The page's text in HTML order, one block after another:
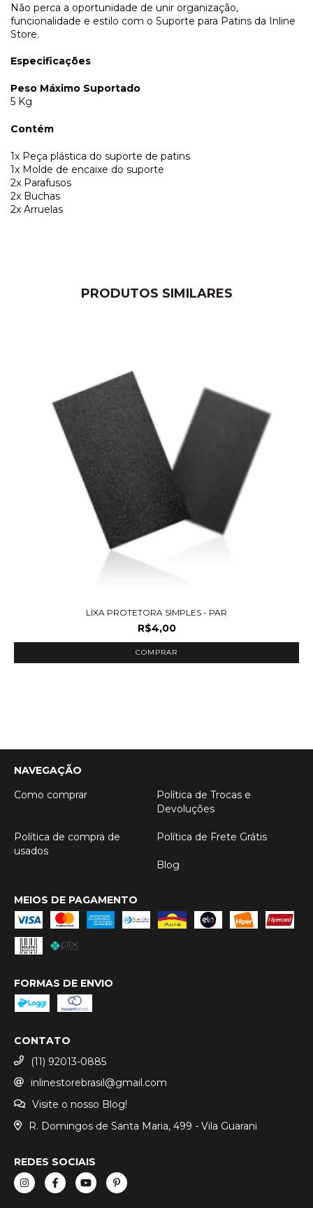
Não perca a oportunidade de unir organização,
funcionalidade e estilo com o Suporte para Patins da Inline
Store.
Especificações
Peso Máximo Suportado
5 Kg
Contém
1x Peça plástica do suporte de patins
1x Molde de encaixe do suporte
2x Parafusos
2x Buchas
2x Arruelas
PRODUTOS SIMILARES
LIXA PROTETORA SIMPLES - PAR
R$4,00
COMPRAR
NAVEGAÇÃO
Como comprar
Política de Trocas e
Devoluções
Política de compra de
usados
Política de Frete Grátis
Blog
MEIOS DE PAGAMENTO
FORMAS DE ENVIO
CONTATO
(11) 92013-0885
inlinestorebrasil@gmail.com
Visite o nosso Blog!
R. Domingos de Santa Maria, 499 - Vila Guarani
REDES SOCIAIS